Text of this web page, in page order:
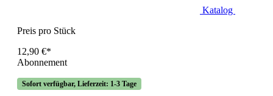
Katalog
Preis pro Stück
12,90 €*
Abonnement
Sofort verfügbar, Lieferzeit: 1-3 Tage